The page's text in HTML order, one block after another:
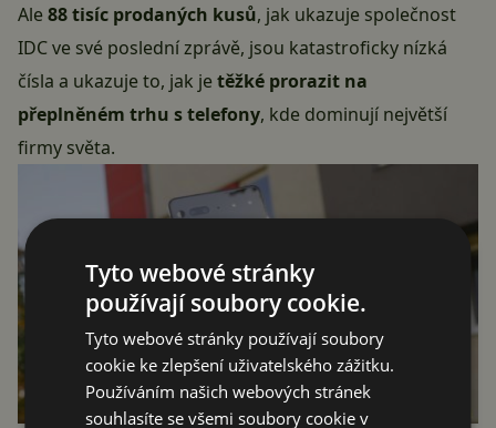
Ale88 tisíc prodaných kusů, jak ukazuje společnost
IDC ve své poslední zprávě, jsou katastroficky nízká
čísla a ukazuje to, jak jetěžké prorazit na
přeplněném trhu s telefony, kde dominují největší
firmy světa.
Tyto webové stránky
používají soubory cookie.
Tyto webové stránky používají soubory
cookie ke zlepšení uživatelského zážitku.
Používáním našich webových stránek
souhlasíte se všemi soubory cookie v